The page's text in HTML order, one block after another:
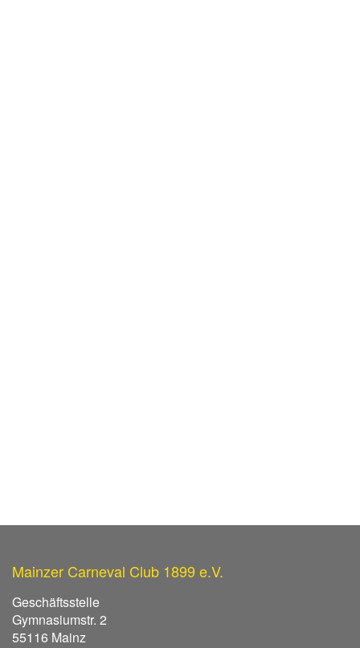
Mainzer Carneval Club 1899 e.V.
Geschäftsstelle
Gymnasiumstr. 2
55116 Mainz